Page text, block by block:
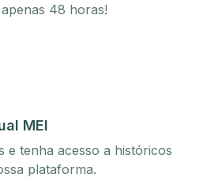
48 horas!
MEI
e tenha acesso a históricos
plataforma.